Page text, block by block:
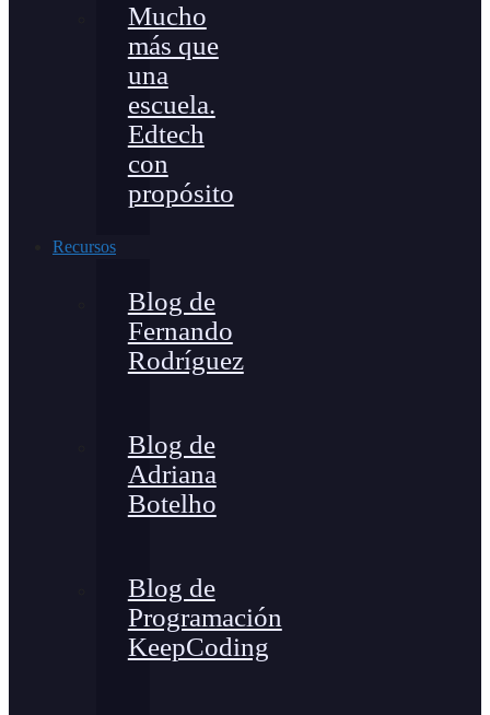
Mucho
más que
una
escuela.
Edtech
con
propósito
Recursos
Blog de
Fernando
Rodríguez
Blog de
Adriana
Botelho
Blog de
Programación
KeepCoding